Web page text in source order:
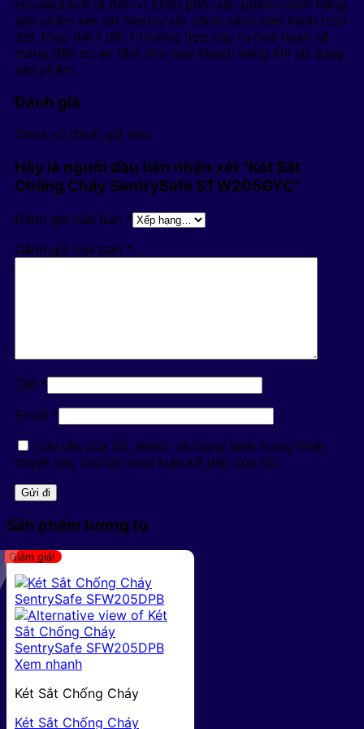
Housecheck là đơn vị phân phối sản phẩm chính hãng
sản phẩm két sắt Sentry với chính sách bảo hành trọn
đời, thay thế 1 đổi 1 trường hợp xảy ra hoả hoạn sẽ
mang đến sự an tâm cho quý khách hàng khi sử dụng
sản phẩm.
Đánh giá
Chưa có đánh giá nào.
Hãy là người đầu tiên nhận xét “Két Sắt
Chống Cháy SentrySafe STW205GYC”
Đánh giá của bạn *
Đánh giá của bạn *
Tên *
Email *
Lưu tên của tôi, email, và trang web trong trình
duyệt này cho lần bình luận kế tiếp của tôi.
Sản phẩm tương tự
Giảm giá!
Xem nhanh
Két Sắt Chống Cháy
Két Sắt Chống Cháy